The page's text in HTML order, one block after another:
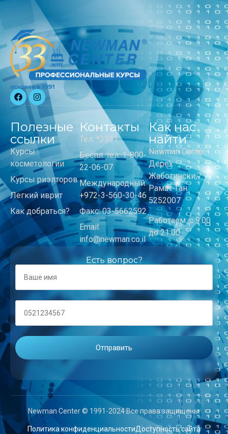
Полезные
ссылки
Курсы
косметологии
Курсы риэлторов
Легкий иврит
Как добраться?
Контакты
Тел: *3331
Беспл. тел: 1-800-
22-06-07
Международный:
+972-3-560-30-46
Факс: 03-5662592
Email:
info@newman.co.il
Как нас
найти
Newman Center
Дерех
Жаботински,7
Рамат-Ган
5252007
Работаем: с 9:00
до 21:00
Есть вопрос?
Newman Center © 1991-2024 Все права защищены.
Политика конфиденциальностиДоступность сайта